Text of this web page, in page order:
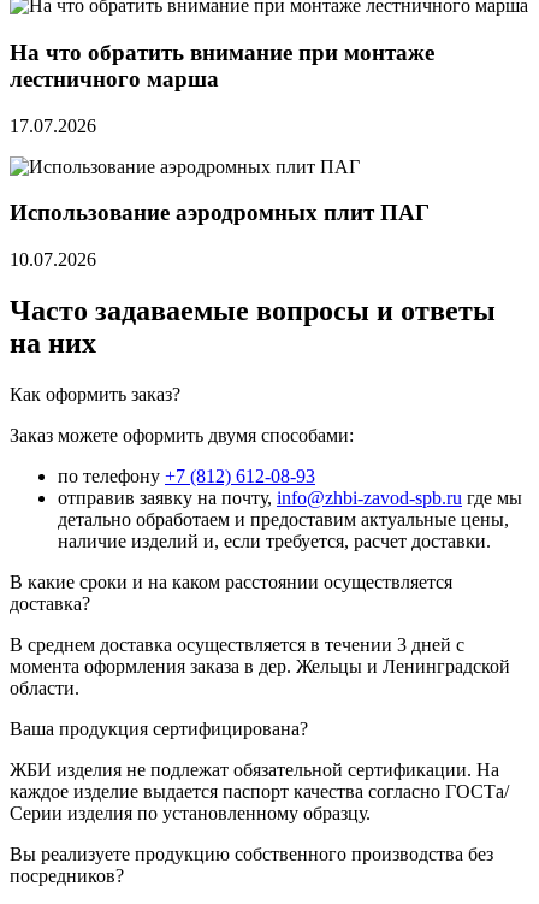
На что обратить внимание при монтаже
лестничного марша
17.07.2026
Использование аэродромных плит ПАГ
10.07.2026
Часто задаваемые вопросы и ответы
на них
Как оформить заказ?
Заказ можете оформить двумя способами:
по телефону +7 (812) 612-08-93
отправив заявку на почту, info@zhbi-zavod-spb.ru где мы
детально обработаем и предоставим актуальные цены,
наличие изделий и, если требуется, расчет доставки.
В какие сроки и на каком расстоянии осуществляется
доставка?
В среднем доставка осуществляется в течении 3 дней с
момента оформления заказа в дер. Жельцы и Ленинградской
области.
Ваша продукция сертифицирована?
ЖБИ изделия не подлежат обязательной сертификации. На
каждое изделие выдается паспорт качества согласно ГОСТа/
Серии изделия по установленному образцу.
Вы реализуете продукцию собственного производства без
посредников?